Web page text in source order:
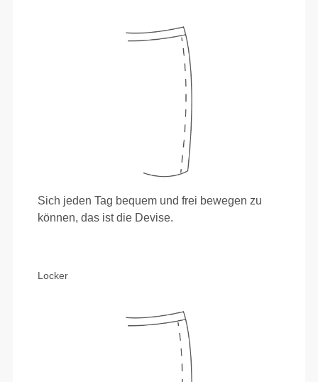
Sich jeden Tag bequem und frei bewegen zu
können, das ist die Devise.
Locker